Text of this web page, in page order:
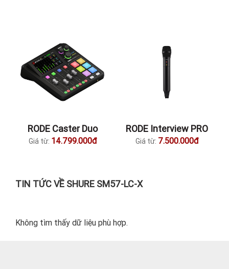
RODE Caster Duo
Giá từ: 14.799.000đ
RODE Interview PRO
Giá từ: 7.500.000đ
TIN TỨC VỀ SHURE SM57-LC-X
Không tìm thấy dữ liệu phù hợp.